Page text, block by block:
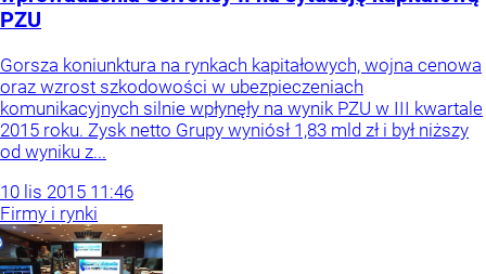
PZU
Gorsza koniunktura na rynkach kapitałowych, wojna cenowa
oraz wzrost szkodowości w ubezpieczeniach
komunikacyjnych silnie wpłynęły na wynik PZU w III kwartale
2015 roku. Zysk netto Grupy wyniósł 1,83 mld zł i był niższy
od wyniku z...
10 lis 2015 11:46
Firmy i rynki